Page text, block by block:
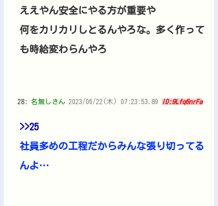
ええやん安全にやる方が重要や
何をカリカリしとるんやろな。多く作って
も時給変わらんやろ
28: 名無しさん 2023/06/22(木) 07:23:53.89 ID:9Lfq6nrFa
>>25
社員多めの工程だからみんな張り切ってる
んよ…